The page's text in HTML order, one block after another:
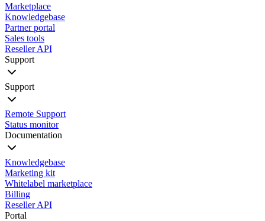
Marketplace
Knowledgebase
Partner portal
Sales tools
Reseller API
Support
Support
Remote Support
Status monitor
Documentation
Knowledgebase
Marketing kit
Whitelabel marketplace
Billing
Reseller API
Portal